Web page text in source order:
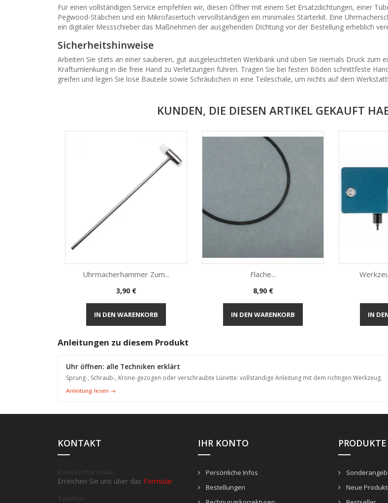
Für einen vollständigen Service empfehlen wir, diesen Öffner mit einem Set Ersatzdichtungen, einer
Pegwood-Stäbchen und ein Mikrofasertuch vervollständigen ein minimales Starterkit. Eine
ein digitaler Messschieber das Maßnehmen der ausgehenden Dichtung vor der Bestellung erheblich
Sicherheitshinweise
Arbeiten Sie stets an einer sauberen, gut ausgeleuchteten Werkbank und üben Sie niemals Druck zum
Kraftumlenkung in die freie Hand zu Verletzungen führen. Tragen Sie bei festen Böden schnittfeste
greifen und legen Sie lose Bauteile sowie Schräubchen in eine Teileschale, um nichts auf dem
KUNDEN, DIE DIESEN ARTIKEL GEKAUFT
Vorschau
Uhrmacherhammer Zum...
Preis
3,90 €
IN DEN WARENKORB
Vorschau
Flache...
Preis
8,90 €
IN DEN WARENKORB IN
Anleitungen zu diesem Produkt
Uhr öffnen: alle Techniken erklärt
Sprung-, Schraub-, Krone-gezogen oder verschraubte Lünette: vollständige Anleitung mit dem richtigen Werkzeug.
Anleitung lesen →
KONTAKT
Erreichen Sie uns über das Formular
IHR KONTO
Persönliche Infos
Bestellungen
PRODUKTE
Neue